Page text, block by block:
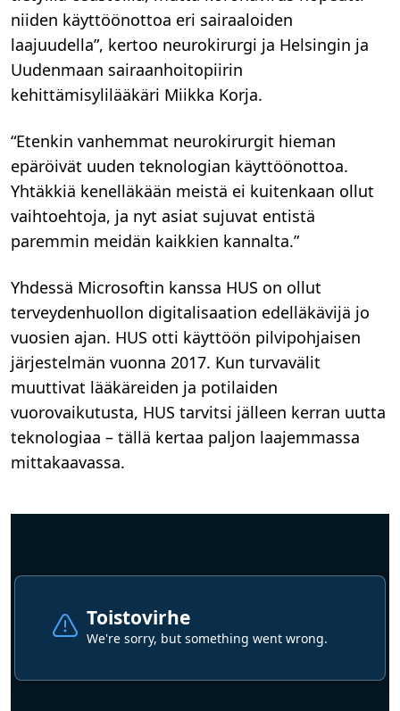
niiden käyttöönottoa eri sairaaloiden
laajuudella”, kertoo neurokirurgi ja Helsingin ja
Uudenmaan sairaanhoitopiirin
kehittämisylilääkäri Miikka Korja.
“Etenkin vanhemmat neurokirurgit hieman
epäröivät uuden teknologian käyttöönottoa.
Yhtäkkiä kenelläkään meistä ei kuitenkaan ollut
vaihtoehtoja, ja nyt asiat sujuvat entistä
paremmin meidän kaikkien kannalta.”
Yhdessä Microsoftin kanssa HUS on ollut
terveydenhuollon digitalisaation edelläkävijä jo
vuosien ajan. HUS otti käyttöön pilvipohjaisen
järjestelmän vuonna 2017. Kun turvavälit
muuttivat lääkäreiden ja potilaiden
vuorovaikutusta, HUS tarvitsi jälleen kerran uutta
teknologiaa – tällä kertaa paljon laajemmassa
mittakaavassa.